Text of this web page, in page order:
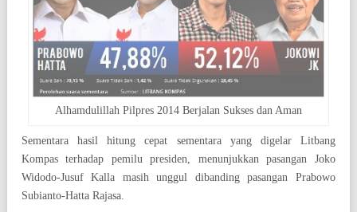
Alhamdulillah Pilpres 2014 Berjalan Sukses dan Aman
Sementara hasil hitung cepat sementara yang digelar Litbang
Kompas terhadap pemilu presiden, menunjukkan pasangan Joko
Widodo-Jusuf Kalla masih unggul dibanding pasangan Prabowo
Subianto-Hatta Rajasa.